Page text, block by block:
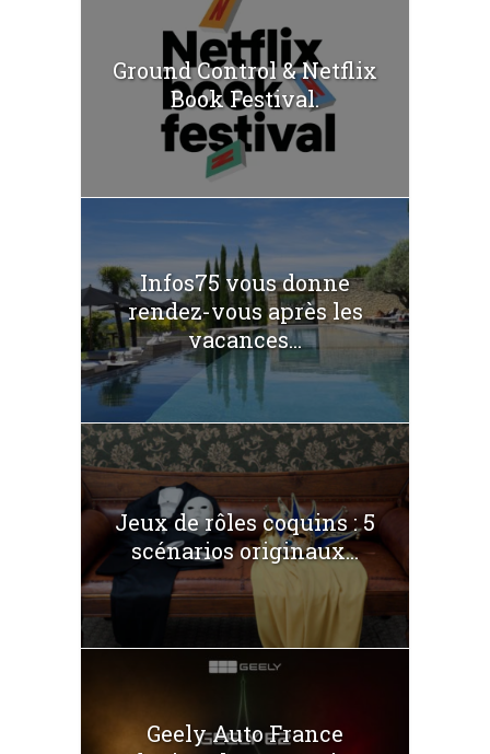
Ground Control & Netflix
Book Festival.
Infos75 vous donne
rendez-vous après les
vacances...
Jeux de rôles coquins : 5
scénarios originaux...
Geely Auto France